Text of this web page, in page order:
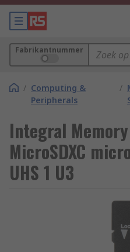
Fabrikantnummer
/ Computing &
Peripherals
/
Integral
MicroSDXC
UHS 1 U3